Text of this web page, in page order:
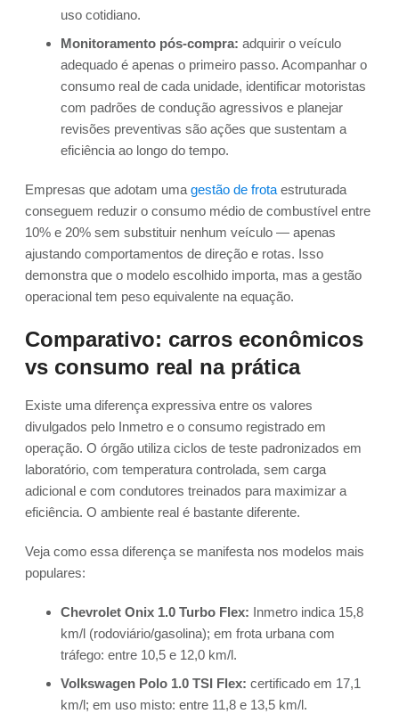
uso cotidiano.
Monitoramento pós-compra: adquirir o veículo
adequado é apenas o primeiro passo. Acompanhar o
consumo real de cada unidade, identificar motoristas
com padrões de condução agressivos e planejar
revisões preventivas são ações que sustentam a
eficiência ao longo do tempo.
Empresas que adotam uma gestão de frota estruturada
conseguem reduzir o consumo médio de combustível entre
10% e 20% sem substituir nenhum veículo — apenas
ajustando comportamentos de direção e rotas. Isso
demonstra que o modelo escolhido importa, mas a gestão
operacional tem peso equivalente na equação.
Comparativo: carros econômicos
vs consumo real na prática
Existe uma diferença expressiva entre os valores
divulgados pelo Inmetro e o consumo registrado em
operação. O órgão utiliza ciclos de teste padronizados em
laboratório, com temperatura controlada, sem carga
adicional e com condutores treinados para maximizar a
eficiência. O ambiente real é bastante diferente.
Veja como essa diferença se manifesta nos modelos mais
populares:
Chevrolet Onix 1.0 Turbo Flex: Inmetro indica 15,8
km/l (rodoviário/gasolina); em frota urbana com
tráfego: entre 10,5 e 12,0 km/l.
Volkswagen Polo 1.0 TSI Flex: certificado em 17,1
km/l; em uso misto: entre 11,8 e 13,5 km/l.